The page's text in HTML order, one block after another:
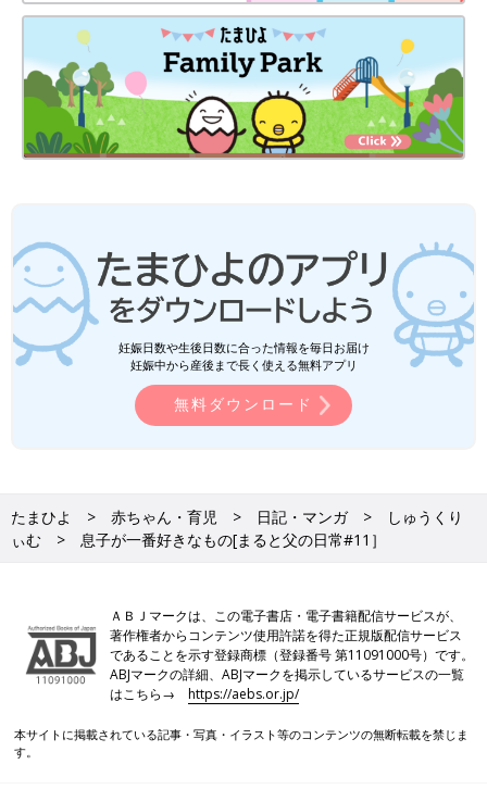
妊娠日数や生後日数に合った情報を毎日お届け
妊娠中から産後まで長く使える無料アプリ
無料ダウンロード
たまひよ 赤ちゃん・育児 日記・マンガ
しゅうくり
ぃむ
息子が一番好きなもの[まると父の日常#11］
ＡＢＪマークは、この電子書店・電子書籍配信サービスが、
著作権者からコンテンツ使用許諾を得た正規版配信サービス
であることを示す登録商標（登録番号 第11091000号）です。
ABJマークの詳細、ABJマークを掲示しているサービスの一覧
はこちら→https://aebs.or.jp/
本サイトに掲載されている記事・写真・イラスト等のコンテンツの無断転載を禁じま
す。